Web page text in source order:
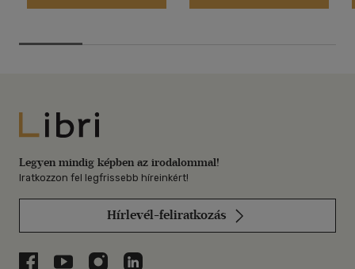
Libri
Legyen mindig képben az irodalommal!
Iratkozzon fel legfrissebb híreinkért!
Hírlevél-feliratkozás
Libri a Facebookon
Libri a Youtube-on
Libri az Instagramon
Libri a LinkedInen